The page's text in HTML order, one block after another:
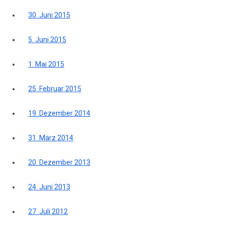
30. Juni 2015
5. Juni 2015
1. Mai 2015
25. Februar 2015
19. Dezember 2014
31. März 2014
20. Dezember 2013
24. Juni 2013
27. Juli 2012